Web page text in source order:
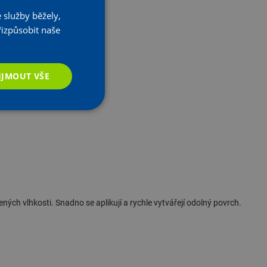
vlhkosti. Snadno se aplikují a rychle vytvářejí odolný povrch.
běžely,
naše
VŠE